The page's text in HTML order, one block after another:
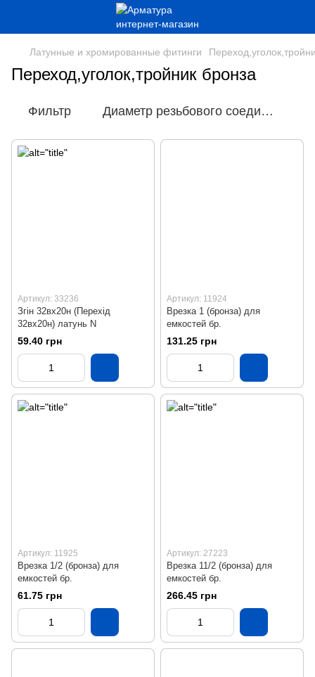
Латунные и хромированные фитинги
Переход,уголок,тройник бронза
Фильтр Диаметр резьбового соединения
Артикул: 33236
Згін 32вх20н (Перехід
32вх20н) латунь N
59.40 грн
Артикул: 11924
Врезка 1 (бронза) для
емкостей бр.
131.25 грн
Артикул: 11925
Врезка 1/2 (бронза) для
емкостей бр.
61.75 грн
Артикул: 27223
Врезка 11/2 (бронза) для
емкостей бр.
266.45 грн